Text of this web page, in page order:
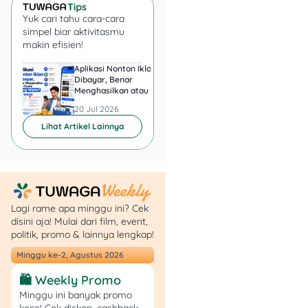
1. Melalui Aplikasi KAI
Access
Cara termudah adalah
menggunakan aplikasiKAI
Accessdi smartphone.
Unduh aplikasinya,
buat akun, lalu pilih
menu“Airport
Train”.
Tentukan rute,
misalnya
Yogyakarta (Tugu)
YIA Airport
Yuk cari tahu cara-cara
simpel biar aktivitasmu
makin efisien!
Aplikasi Nonton Iklan
Dibayar, Benar
Menghasilkan atau Cuma
20 Jul 2026
Lihat Artikel Lainnya
Lagi rame apa minggu ini? Cek
disini aja! Mulai dari film, event,
politik, promo & lainnya lengkap!
Minggu ke-2, Agustus 2026
🛍️ Weekly Promo
Minggu ini banyak promo